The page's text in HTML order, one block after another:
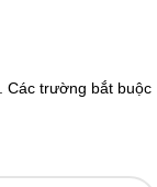
Các trường bắt buộc